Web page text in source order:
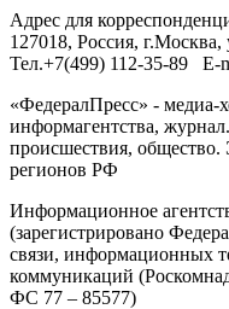
Адрес для
127018, Россия, г.Москва,
Тел.+7(499) 112-35-89 E-
«ФедералПресс» - медиа-
информагентства,
происшествия, общество.
регионов РФ
Информационное
(зарегистрировано
связи, информационных
коммуникаций
ФС 77 – 85577)